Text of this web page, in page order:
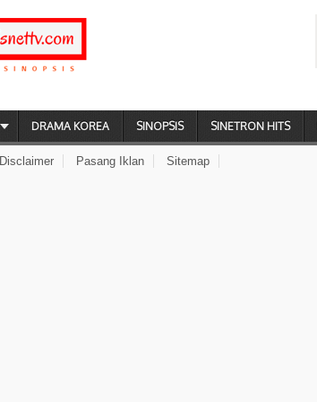
DRAMA KOREA SINOPSIS SINETRON HITS
Disclaimer Pasang Iklan Sitemap